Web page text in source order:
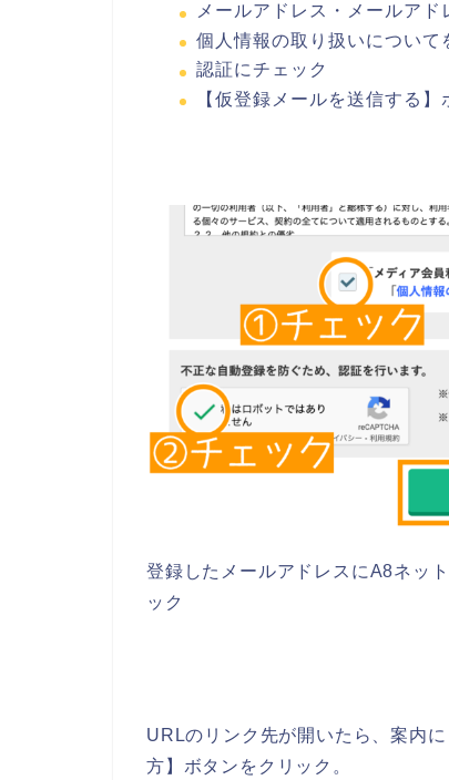
メールアドレス・メールアド
個人情報の取り扱いについて
認証にチェック
【仮登録メールを送信する】
登録したメールアドレスにA8ネッ
ック
URLのリンク先が開いたら、案内
方】ボタンをクリック。